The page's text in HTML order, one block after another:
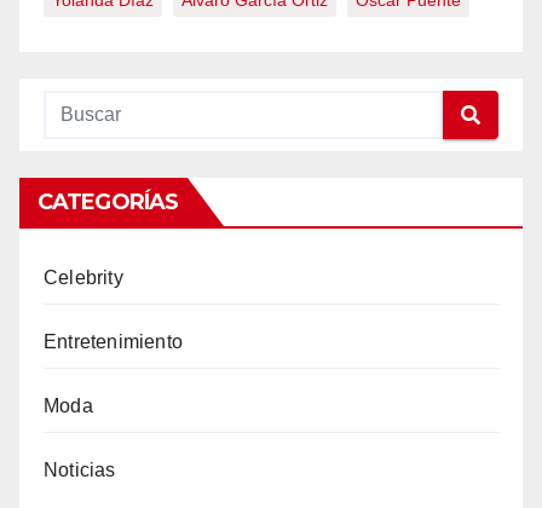
CATEGORÍAS
Celebrity
Entretenimiento
Moda
Noticias